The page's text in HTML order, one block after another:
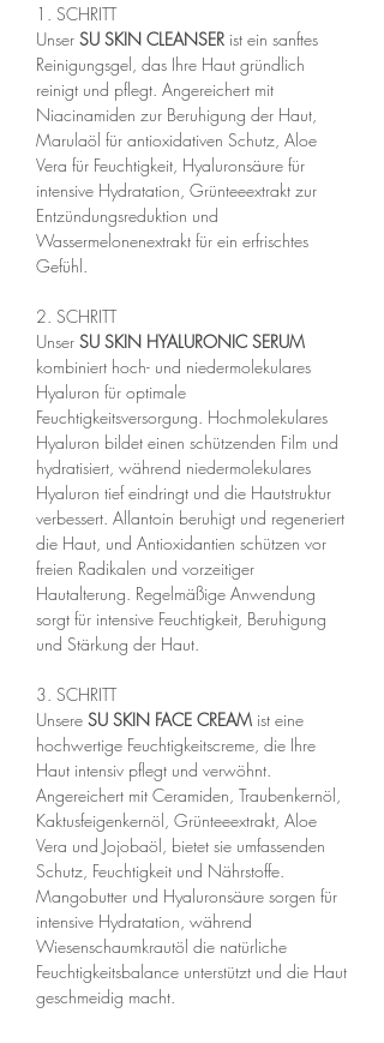
1. SCHRITT
Unser SU SKIN CLEANSER ist ein sanftes
Reinigungsgel, das Ihre Haut gründlich
reinigt und pflegt. Angereichert mit
Niacinamiden zur Beruhigung der Haut,
Marulaöl für antioxidativen Schutz, Aloe
Vera für Feuchtigkeit, Hyaluronsäure für
intensive Hydratation, Grünteeextrakt zur
Entzündungsreduktion und
Wassermelonenextrakt für ein erfrischtes
Gefühl.
2. SCHRITT
Unser SU SKIN HYALURONIC SERUM
kombiniert hoch- und niedermolekulares
Hyaluron für optimale
Feuchtigkeitsversorgung. Hochmolekulares
Hyaluron bildet einen schützenden Film und
hydratisiert, während niedermolekulares
Hyaluron tief eindringt und die Hautstruktur
verbessert. Allantoin beruhigt und regeneriert
die Haut, und Antioxidantien schützen vor
freien Radikalen und vorzeitiger
Hautalterung. Regelmäßige Anwendung
sorgt für intensive Feuchtigkeit, Beruhigung
und Stärkung der Haut.
3. SCHRITT
Unsere SU SKIN FACE CREAM ist eine
hochwertige Feuchtigkeitscreme, die Ihre
Haut intensiv pflegt und verwöhnt.
Angereichert mit Ceramiden, Traubenkernöl,
Kaktusfeigenkernöl, Grünteeextrakt, Aloe
Vera und Jojobaöl, bietet sie umfassenden
Schutz, Feuchtigkeit und Nährstoffe.
Mangobutter und Hyaluronsäure sorgen für
intensive Hydratation, während
Wiesenschaumkrautöl die natürliche
Feuchtigkeitsbalance unterstützt und die Haut
geschmeidig macht.